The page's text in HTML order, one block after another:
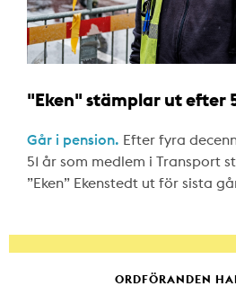
"Eken" stämplar ut efter
Går i pension. Efter fyra
51 år som medlem i Transport
”Eken” Ekenstedt ut för sista
ORDFÖRANDEN